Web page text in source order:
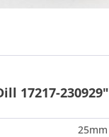
17217-230929"
25mm